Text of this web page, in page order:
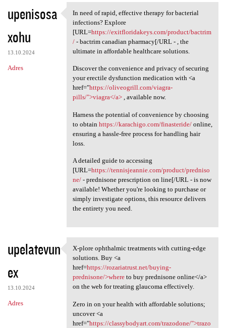
upenisosa
xohu
13.10.2024
Adres
In need of rapid, effective
In need of rapid, effective therapy for bacterial
infections? Explore
[URL=https://exitfloridakeys.com/product/bactrim
/- bactrim canadian pharmacy[/URL - , the
ultimate in affordable healthcare solutions.
Discover the convenience and privacy of securing
your erectile dysfunction medication with <a
href="https://oliveogrill.com/viagra-
pills/">viagra</a>, available now.
Harness the potential of convenience by choosing
to obtain https://karachigo.com/finasteride/online,
ensuring a hassle-free process for handling hair
loss.
A detailed guide to accessing
[URL=https://tennisjeannie.com/product/predniso
ne/- prednisone prescription on line[/URL - is now
available! Whether you're looking to purchase or
simply investigate options, this resource delivers
the entirety you need.
upelatevun
ex
13.10.2024
Adres
X-plore ophthalmic treatments
X-plore ophthalmic treatments with cutting-edge
solutions. Buy <a
href=https://rozariatrust.net/buying-
prednisone/>whereto buy prednisone online</a>
on the web for treating glaucoma effectively.
Zero in on your health with affordable solutions;
uncover <a
href="https://classybodyart.com/trazodone/">trazo